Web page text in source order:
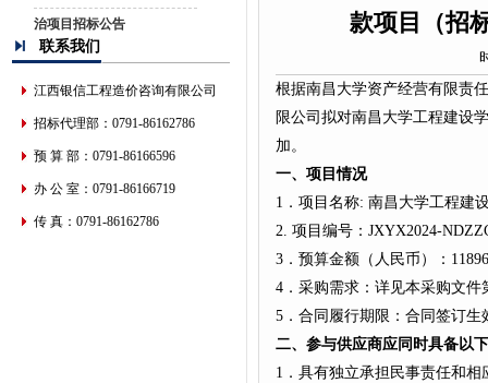
治项目招标公告
联系我们
江西银信工程造价咨询有限公司
招标代理部：0791-86162786
预 算 部：0791-86166596
办 公 室：0791-86166719
传 真：0791-86162786
款项目（招
根据南昌大学资产经营有限责
限公司拟对南昌大学工程建设
加。
一、项目情况
1．项目名称: 南昌大学工程建
2. 项目编号：JXYX2024-
3．预算金额（人民币）：
4．采购需求：详见本采购文件
5．合同履行期限：合同签订
二、参与供应商应同时具备以
1．具有独立承担民事责任和相